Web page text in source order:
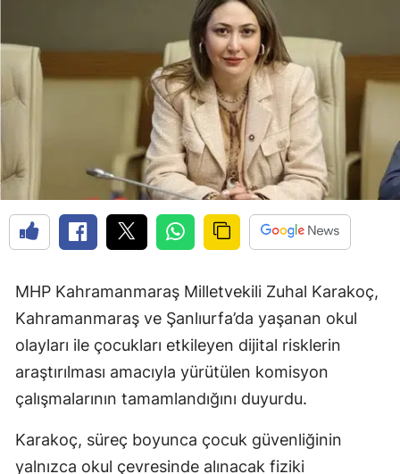
MHP Kahramanmaraş Milletvekili Zuhal Karakoç,
Kahramanmaraş ve Şanlıurfa’da yaşanan okul
olayları ile çocukları etkileyen dijital risklerin
araştırılması amacıyla yürütülen komisyon
çalışmalarının tamamlandığını duyurdu.
Karakoç, süreç boyunca çocuk güvenliğinin
yalnızca okul çevresinde alınacak fiziki